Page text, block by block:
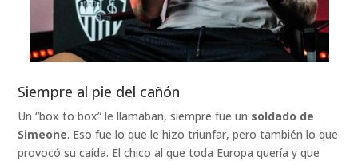
Siempre al pie del cañón
Un “box to box” le llamaban, siempre fue un soldado de
Simeone. Eso fue lo que le hizo triunfar, pero también lo que
provocó su caída. El chico al que toda Europa quería y que